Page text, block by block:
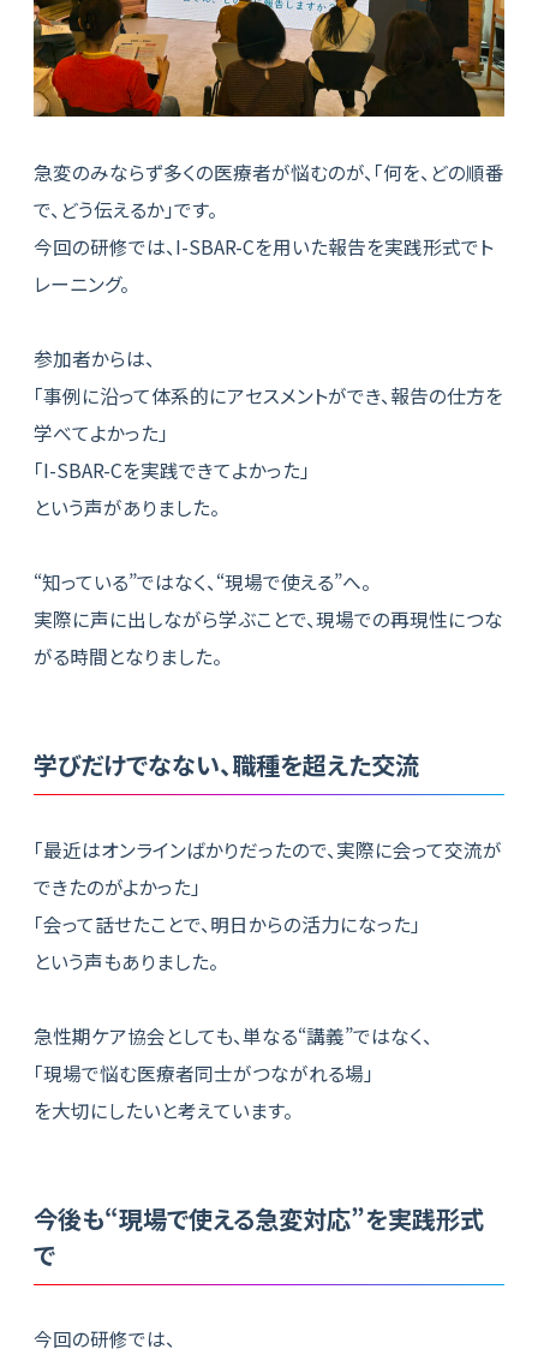
急変のみならず多くの医療者が悩むのが、「何を、どの順番
で、どう伝えるか」です。
今回の研修では、I-SBAR-Cを用いた報告を実践形式でト
レーニング。
参加者からは、
「事例に沿って体系的にアセスメントができ、報告の仕方を
学べてよかった」
「I-SBAR-Cを実践できてよかった」
という声がありました。
“知っている”ではなく、“現場で使える”へ。
実際に声に出しながら学ぶことで、現場での再現性につな
がる時間となりました。
学びだけでなない、職種を超えた交流
「最近はオンラインばかりだったので、実際に会って交流が
できたのがよかった」
「会って話せたことで、明日からの活力になった」
という声もありました。
急性期ケア協会としても、単なる“講義”ではなく、
「現場で悩む医療者同士がつながれる場」
を大切にしたいと考えています。
今後も“現場で使える急変対応”を実践形式
で
今回の研修では、